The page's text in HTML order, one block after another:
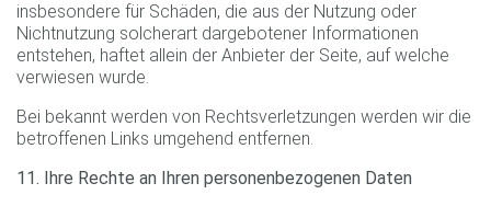
insbesondere für Schäden, die aus der Nutzung oder
Nichtnutzung solcherart dargebotener Informationen
entstehen, haftet allein der Anbieter der Seite, auf welche
verwiesen wurde.
Bei bekannt werden von Rechtsverletzungen werden wir die
betroffenen Links umgehend entfernen.
11. Ihre Rechte an Ihren personenbezogenen Daten